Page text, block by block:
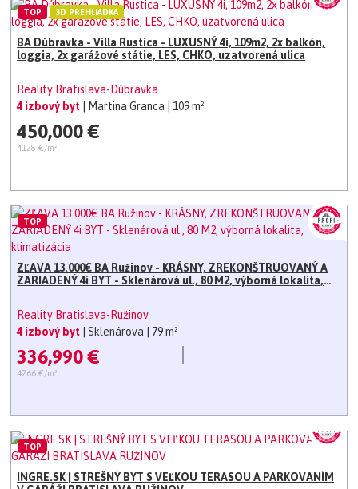
BA Dúbravka - Villa Rustica - LUXUSNÝ 4i, 109m2, 2x balkón,
loggia, 2x garážové státie, LES, CHKO, uzatvorená ulica
Reality Bratislava-Dúbravka
4 izbový byt
| Martina Granca | 109 m²
450,000 €
4128 €/m²
TOP 3D PREHLIADKA
ZĽAVA 13.000€ BA Ružinov - KRÁSNY, ZREKONŠTRUOVANÝ A
ZARIADENÝ 4i BYT - Sklenárová ul., 80 M2, výborná lokalita,
Reality Bratislava-Ružinov
4 izbový byt
| Sklenárova | 79 m²
336,990 €
4266 €/m²
TOP
INGRE.SK | STREŠNÝ BYT S VEĽKOU TERASOU A PARKOVANÍM
TOP